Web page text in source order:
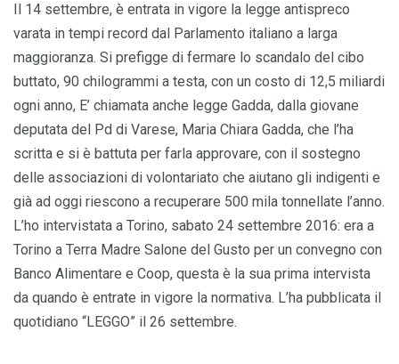
Il 14 settembre, è entrata in vigore la legge antispreco
varata in tempi record dal Parlamento italiano a larga
maggioranza. Si prefigge di fermare lo scandalo del cibo
buttato, 90 chilogrammi a testa, con un costo di 12,5 miliardi
ogni anno, E’ chiamata anche legge Gadda, dalla giovane
deputata del Pd di Varese, Maria Chiara Gadda, che l’ha
scritta e si è battuta per farla approvare, con il sostegno
delle associazioni di volontariato che aiutano gli indigenti e
già ad oggi riescono a recuperare 500 mila tonnellate l’anno.
L’ho intervistata a Torino, sabato 24 settembre 2016: era a
Torino a Terra Madre Salone del Gusto per un convegno con
Banco Alimentare e Coop, questa è la sua prima intervista
da quando è entrate in vigore la normativa. L’ha pubblicata il
quotidiano “LEGGO” il 26 settembre.